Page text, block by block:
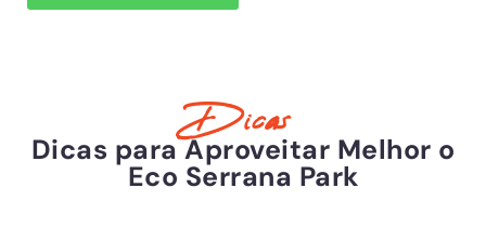
Dicas
Dicas para Aproveitar Melhor o
Eco Serrana Park